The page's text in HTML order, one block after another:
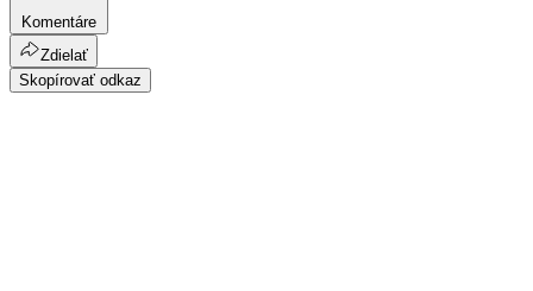
Komentáre
Zdielať
Skopírovať odkaz